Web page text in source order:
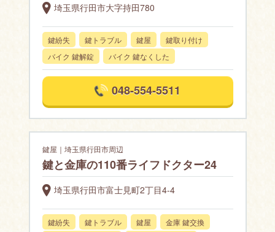
埼玉県行田市大字持田780
鍵紛失 鍵トラブル 鍵屋
鍵取り付け
バイク 鍵解錠
バイク 鍵なくした
048-554-5511
鍵屋｜埼玉県行田市周辺
鍵と金庫の110番ライフドクター24
埼玉県行田市富士見町2丁目4-4
鍵紛失 鍵トラブル 鍵屋
金庫 鍵交換